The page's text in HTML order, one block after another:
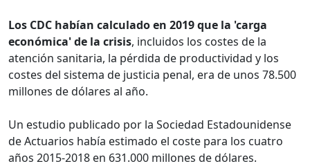
Los CDC habían calculado en 2019 que la 'carga
económica' de la crisis, incluidos los costes de la
atención sanitaria, la pérdida de productividad y los
costes del sistema de justicia penal, era de unos 78.500
millones de dólares al año.
Un estudio publicado por la Sociedad Estadounidense
de Actuarios había estimado el coste para los cuatro
años 2015-2018 en 631.000 millones de dólares.